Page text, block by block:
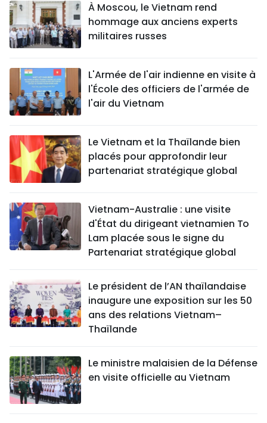
À Moscou, le Vietnam rend
hommage aux anciens experts
militaires russes
L'Armée de l'air indienne en visite à
l'École des officiers de l'armée de
l'air du Vietnam
Le Vietnam et la Thaïlande bien
placés pour approfondir leur
partenariat stratégique global
Vietnam-Australie : une visite
d'État du dirigeant vietnamien To
Lam placée sous le signe du
Partenariat stratégique global
Le président de l’AN thaïlandaise
inaugure une exposition sur les 50
ans des relations Vietnam–
Thaïlande
Le ministre malaisien de la Défense
en visite officielle au Vietnam